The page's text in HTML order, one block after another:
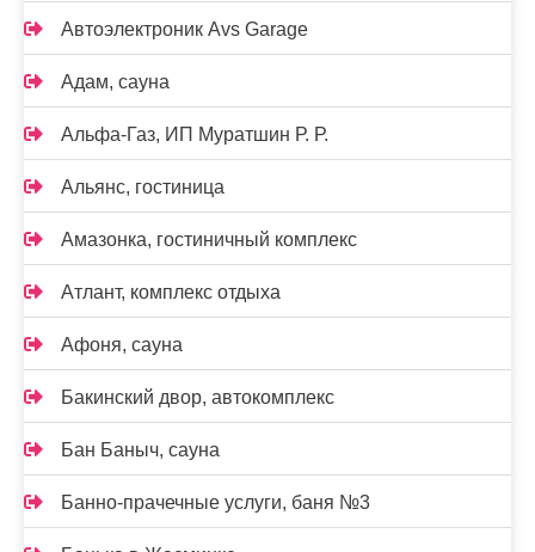
Автоэлектроник Avs Garage
Адам, сауна
Альфа-Газ, ИП Муратшин Р. Р.
Альянс, гостиница
Амазонка, гостиничный комплекс
Атлант, комплекс отдыха
Афоня, сауна
Бакинский двор, автокомплекс
Бан Баныч, сауна
Банно-прачечные услуги, баня №3